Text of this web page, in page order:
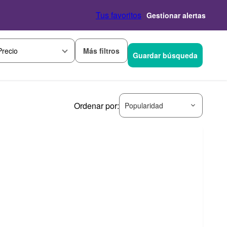
Tus favoritos Gestionar alertas
Más filtros Guardar búsqueda
Ordenar por: Popularidad